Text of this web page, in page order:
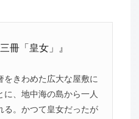
冊「皇女」』
をきわめた広大な屋敷に
、地中海の島から一人
る。かつて皇女だったが